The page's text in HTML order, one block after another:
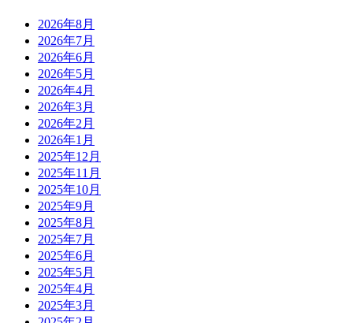
2026年8月
2026年7月
2026年6月
2026年5月
2026年4月
2026年3月
2026年2月
2026年1月
2025年12月
2025年11月
2025年10月
2025年9月
2025年8月
2025年7月
2025年6月
2025年5月
2025年4月
2025年3月